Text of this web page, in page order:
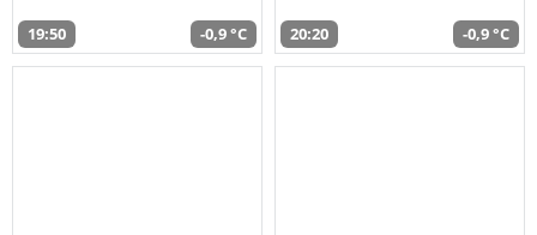
19:50 -0,9 °C 20:20 -0,9 °C